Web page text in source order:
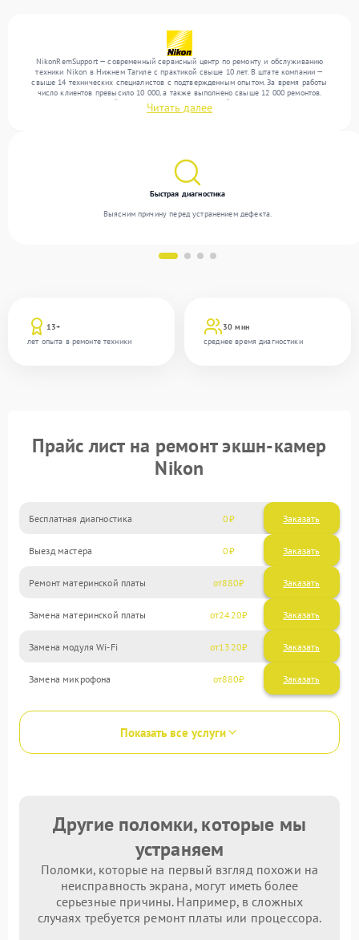
NikonRemSupport — современный сервисный центр по ремонту и обслуживанию
техники Nikon в Нижнем Тагиле с практикой свыше 10 лет. В штате компании —
свыше 14 технических специалистов с подтвержденным опытом. За время работы
число клиентов превысило 10 000, а также выполнено свыше 12 000 ремонтов.
Ежемесячно в сервисный центр поступает от 300 устройств, включая , , . Мы беремся
за задачи любой сложности и предлагаем стабильный уровень сервиса благодаря
Читать далее
13+
лет опыта в ремонте техники
30 мин
среднее время диагностики
Быстрая диагностика
Выясним причину перед устранением дефекта.
Прайс лист на ремонт экшн-камер
Nikon
Бесплатная диагностика 0 Заказать
Выезд мастера 0 Заказать
Ремонт материнской платы 880
Замена материнской платы 2420
Замена модуля Wi-Fi 1320
Замена микрофона 880
Показать все услуги
Другие поломки, которые мы
устраняем
Поломки, которые на первый взгляд похожи на
неисправность экрана, могут иметь более
серьезные причины. Например, в сложных
случаях требуется ремонт платы или процессора.